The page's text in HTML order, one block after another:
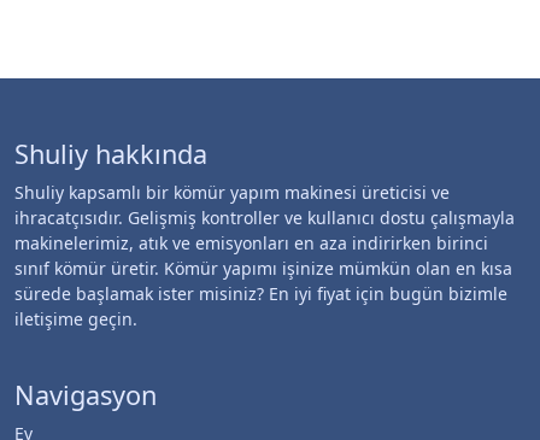
Shuliy hakkında
Shuliy kapsamlı bir kömür yapım makinesi üreticisi ve
ihracatçısıdır. Gelişmiş kontroller ve kullanıcı dostu çalışmayla
makinelerimiz, atık ve emisyonları en aza indirirken birinci
sınıf kömür üretir. Kömür yapımı işinize mümkün olan en kısa
sürede başlamak ister misiniz? En iyi fiyat için bugün bizimle
iletişime geçin.
Navigasyon
Ev